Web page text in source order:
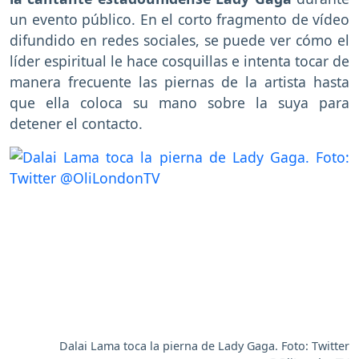
un evento público. En el corto fragmento de vídeo
difundido en redes sociales, se puede ver cómo el
líder espiritual le hace cosquillas e intenta tocar de
manera frecuente las piernas de la artista hasta
que ella coloca su mano sobre la suya para
detener el contacto.
Dalai Lama toca la pierna de Lady Gaga. Foto: Twitter